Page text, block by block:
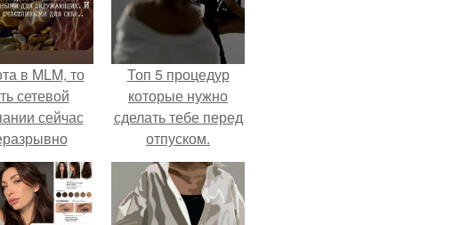
в MLM, то
сетевой
сейчас
с создание
контента,
страницы в
Топ 5 процедур
которые нужно
сделать тебе перед
отпуском.